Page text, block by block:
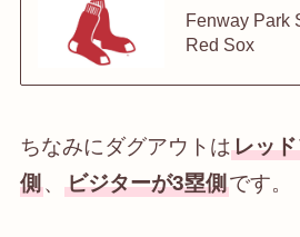
Fenway Park
Red Sox
ちなみにダグアウトはレッ
側 、 ビジターが3塁側 です。